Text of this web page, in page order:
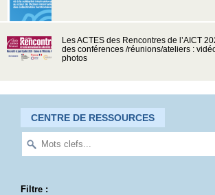
Les ACTES des Rencontres de l’AICT
des conférences /réunions/ateliers :
photos
CENTRE DE RESSOURCES
Filtre :